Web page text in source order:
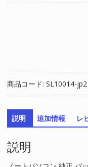
バ
ッ
テ
リ
ー
応
[LENOVO]
レ
商品コード: SL10014-jp2
説明 追加情報 レ
説明